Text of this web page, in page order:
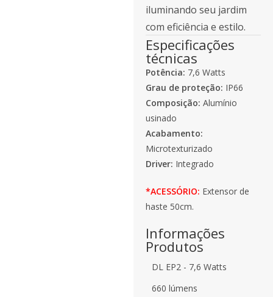
iluminando seu jardim
com eficiência e estilo.
Especificações
técnicas
Potência: 7,6 Watts
Grau de proteção: IP66
Composição: Alumínio
usinado
Acabamento:
Microtexturizado
Driver: Integrado
*ACESSÓRIO: Extensor de
haste 50cm.
Informações
Produtos
DL EP2 - 7,6 Watts
660 lúmens